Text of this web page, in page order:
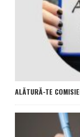
ALĂTURĂ-TE